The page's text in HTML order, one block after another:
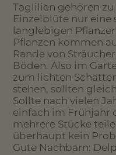
Taglilien gehören
Einzelblüte nur eine
langlebigen
Pflanzen kommen
Rande von
Böden. Also im
zum lichten
stehen, sollten
Sollte nach vielen
einfach im Frühjahr
mehrere Stücke
überhaupt kein
Gute Nachbarn: